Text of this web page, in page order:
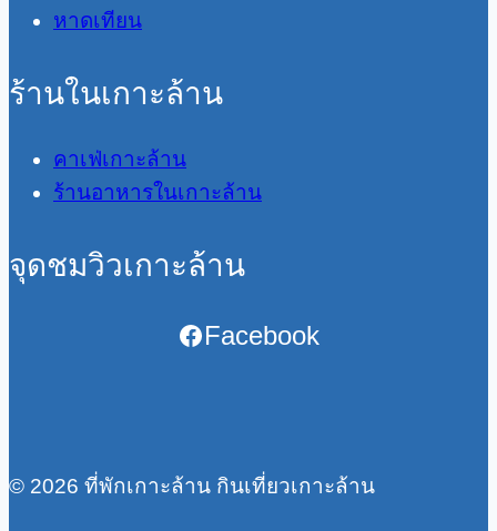
หาดเทียน
ร้านในเกาะล้าน
คาเฟ่เกาะล้าน
ร้านอาหารในเกาะล้าน
จุดชมวิวเกาะล้าน
Facebook
© 2026 ที่พักเกาะล้าน กินเที่ยวเกาะล้าน